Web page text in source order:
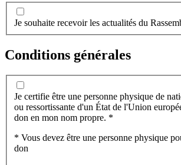
Je souhaite recevoir les actualités du
Conditions générales
Je certifie être une personne physique de
ou ressortissante d'un État de l'Union
don en mon nom propre. *
* Vous devez être une personne physique
don